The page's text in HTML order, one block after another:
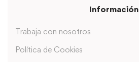
Información
Trabaja con nosotros
Política de Cookies